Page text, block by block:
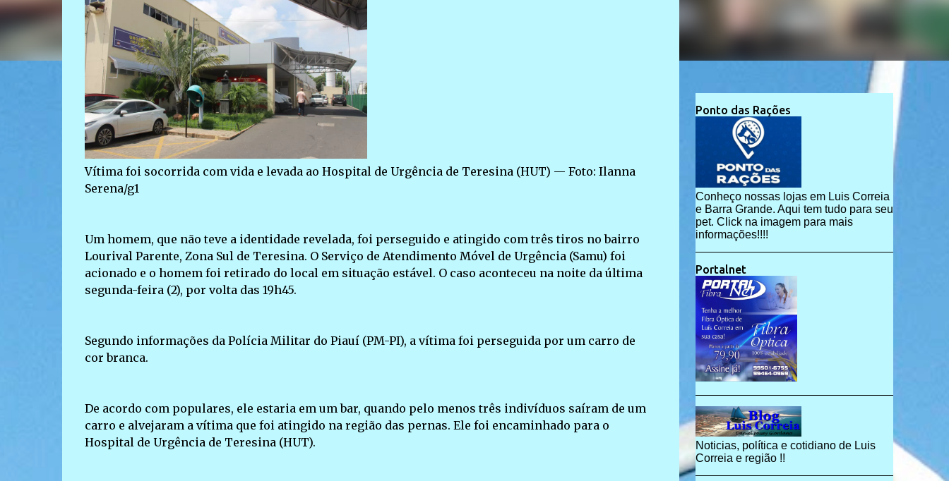
Vítima foi socorrida com vida e levada ao Hospital de Urgência de Teresina (HUT) — Foto: Ilanna
Serena/g1
Um homem, que não teve a identidade revelada, foi perseguido e atingido com três tiros no bairro
Lourival Parente, Zona Sul de Teresina. O Serviço de Atendimento Móvel de Urgência (Samu) foi
acionado e o homem foi retirado do local em situação estável. O caso aconteceu na noite da última
segunda-feira (2), por volta das 19h45.
Segundo informações da Polícia Militar do Piauí (PM-PI), a vítima foi perseguida por um carro de
cor branca.
De acordo com populares, ele estaria em um bar, quando pelo menos três indivíduos saíram de um
carro e alvejaram a vítima que foi atingido na região das pernas. Ele foi encaminhado para o
Hospital de Urgência de Teresina (HUT).
Ponto das Rações
Conheço nossas lojas em Luis Correia
e Barra Grande. Aqui tem tudo para seu
pet. Click na imagem para mais
informações!!!!
Portalnet
Noticias, política e cotidiano de Luis
Correia e região !!